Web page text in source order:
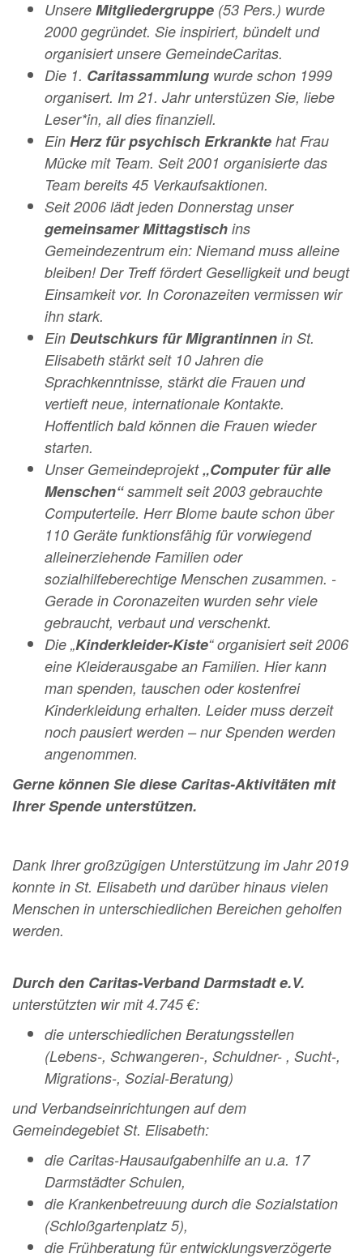
Unsere Mitgliedergruppe (53 Pers.) wurde
2000 gegründet. Sie inspiriert, bündelt und
organisiert unsere GemeindeCaritas.
Die 1. Caritassammlung wurde schon 1999
organisert. Im 21. Jahr unterstüzen Sie, liebe
Leser*in, all dies finanziell.
Ein Herz für psychisch Erkrankte hat Frau
Mücke mit Team. Seit 2001 organisierte das
Team bereits 45 Verkaufsaktionen.
Seit 2006 lädt jeden Donnerstag unser
gemeinsamer Mittagstisch ins
Gemeindezentrum ein: Niemand muss alleine
bleiben! Der Treff fördert Geselligkeit und beugt
Einsamkeit vor. In Coronazeiten vermissen wir
ihn stark.
Ein Deutschkurs für Migrantinnen in St.
Elisabeth stärkt seit 10 Jahren die
Sprachkenntnisse, stärkt die Frauen und
vertieftneue, internationale Kontakte.
Hoffentlich bald können die Frauen wieder
starten.
Unser Gemeindeprojekt„Computer für alle
Menschen“sammelt seit 2003 gebrauchte
Computerteile. Herr Blome baute schon über
110 Geräte funktionsfähig für vorwiegend
alleinerziehende Familien oder
sozialhilfeberechtige Menschen zusammen. -
Gerade in Coronazeiten wurden sehr viele
gebraucht, verbaut und verschenkt.
Die „Kinderkleider-Kiste“ organisiert seit 2006
eine Kleiderausgabe an Familien. Hier kann
man spenden, tauschen oderkostenfrei
Kinderkleidung erhalten. Leider muss derzeit
noch pausiert werden – nur Spenden werden
angenommen.
Gerne können Sie diese Caritas-Aktivitäten mit
Ihrer Spende unterstützen.
Dank Ihrer großzügigen Unterstützung im Jahr 2019
konnte in St. Elisabeth und darüber hinaus vielen
Menschen in unterschiedlichen Bereichen geholfen
werden.
Durch den Caritas-Verband Darmstadt e.V.
unterstützten wir mit 4.745 €:
die unterschiedlichen Beratungsstellen
(Lebens-, Schwangeren-, Schuldner- , Sucht-,
Migrations-, Sozial-Beratung)
und Verbandseinrichtungen auf dem
Gemeindegebiet St. Elisabeth:
die Caritas-Hausaufgabenhilfe an u.a. 17
Darmstädter Schulen,
die Krankenbetreuung durch die Sozialstation
(Schloßgartenplatz 5),
die Frühberatung für entwicklungsverzögerte